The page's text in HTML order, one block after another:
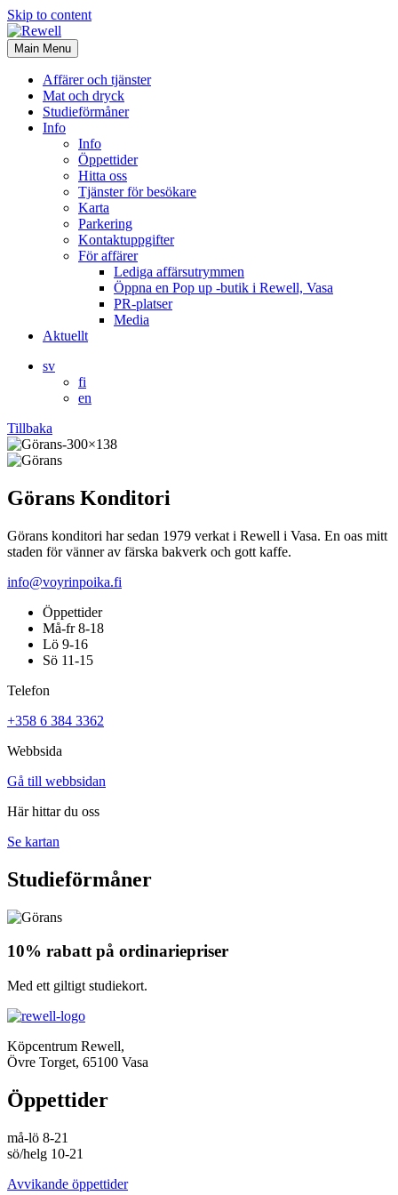
Skip to content
Main Menu
Affärer och tjänster
Mat och dryck
Studieförmåner
Info
Info
Öppettider
Hitta oss
Tjänster för besökare
Karta
Parkering
Kontaktuppgifter
För affärer
Lediga affärsutrymmen
Öppna en Pop up -butik i Rewell, Vasa
PR-platser
Media
Aktuellt
sv
fi
en
Tillbaka
Görans Konditori
Görans konditori har sedan 1979 verkat i Rewell i Vasa. En oas mitt
staden för vänner av färska bakverk och gott kaffe.
info@voyrinpoika.fi
Öppettider
Må-fr 8-18
Lö 9-16
Sö 11-15
Telefon
+358 6 384 3362
Webbsida
Gå till webbsidan
Här hittar du oss
Se kartan
Studieförmåner
10% rabatt på ordinariepriser
Med ett giltigt studiekort.
Köpcentrum Rewell,
Övre Torget, 65100 Vasa
Öppettider
må-lö 8-21
sö/helg 10-21
Avvikande öppettider